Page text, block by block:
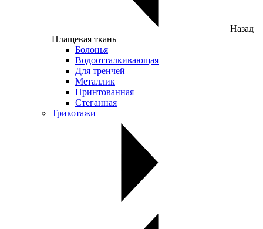
Назад
Плащевая ткань
Болонья
Водоотталкивающая
Для тренчей
Металлик
Принтованная
Стеганная
Трикотажи